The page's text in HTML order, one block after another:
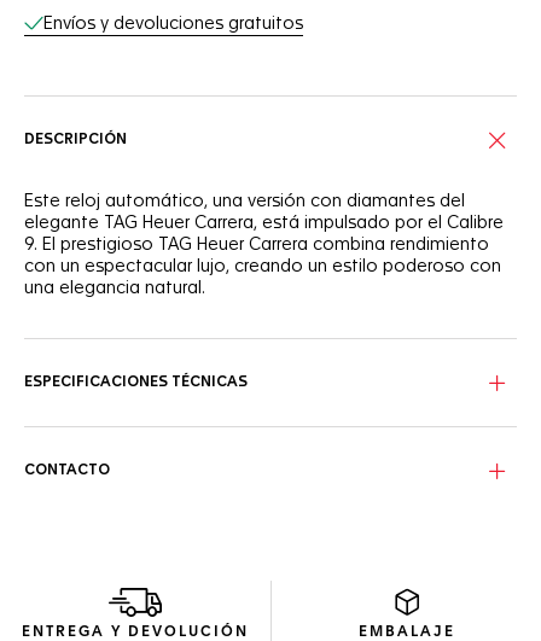
Envíos y devoluciones gratuitos
DESCRIPCIÓN
Este reloj automático, una versión con diamantes del
elegante TAG Heuer Carrera, está impulsado por el Calibre
9. El prestigioso TAG Heuer Carrera combina rendimiento
con un espectacular lujo, creando un estilo poderoso con
una elegancia natural.
un lujoso bisel de acero pulido con 56 diamantes de 1,40
de cristal de zafiro transparente que muestra con orgullo el
movimiento. La estanqueidad está garantizada hasta los
desplegable de acero, con un escudo de TAG Heuer
aplicado y pulsadores de doble seguridad.
ESPECIFICACIONES TÉCNICAS
CONTACTO
ENTREGA Y DEVOLUCIÓN
EMBALAJE